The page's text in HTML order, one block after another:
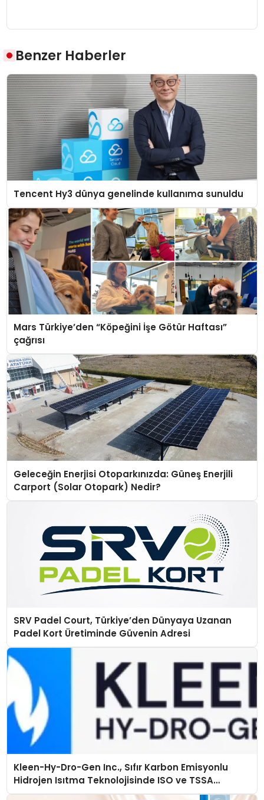
Benzer Haberler
Tencent Hy3 dünya genelinde kullanıma sunuldu
Mars Türkiye’den “Köpeğini İşe Götür Haftası”
çağrısı
Geleceğin Enerjisi Otoparkınızda: Güneş Enerjili
Carport (Solar Otopark) Nedir?
SRV Padel Court, Türkiye’den Dünyaya Uzanan
Padel Kort Üretiminde Güvenin Adresi
Kleen-Hy-Dro-Gen Inc., Sıfır Karbon Emisyonlu
Hidrojen Isıtma Teknolojisinde ISO ve TSSA
Düzenleyici Onaylarını Aldı